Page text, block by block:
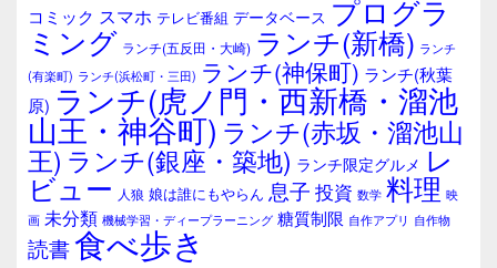
ア
コミック スマホ テレビ番組 データベース プログラ
ミング ランチ(五反田・大崎) ランチ(新橋) ランチ
(有楽町) ランチ(浜松町・三田) ランチ(神保町) ランチ(秋葉
原) ランチ(虎ノ門・西新橋・溜池
山王・神谷町) ランチ(赤坂・溜池山
王) ランチ(銀座・築地) ランチ限定グルメ レ
ビュー 人狼 娘は誰にもやらん 息子 投資 数学 料理 映
画 未分類 機械学習・ディープラーニング 糖質制限 自作アプリ 自作物
読書食べ歩き